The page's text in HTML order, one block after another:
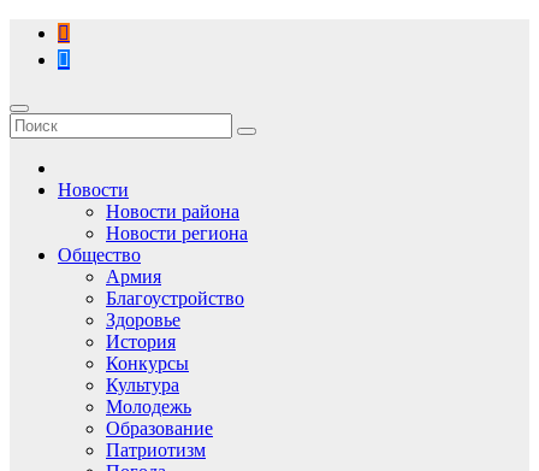
Перейти
содержимому
Новости
Новости района
Новости региона
Общество
Армия
Благоустройство
Здоровье
История
Конкурсы
Культура
Молодежь
Образование
Патриотизм